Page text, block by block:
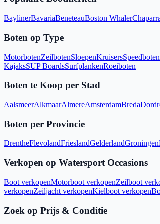
BaylinerBavariaBeneteauBoston Whaler
Boten op Type
MotorbotenZeilbotenSloepenKruisersSpeedboten
KajaksSUP BoardsSurfplankenRoeiboten
Boten te Koop per Stad
AalsmeerAlkmaarAlmereAmsterdamBreda
Boten per Provincie
DrentheFlevolandFrieslandGelderlandGroningen
Verkopen op Watersport Occasions
Boot verkopenMotorboot verkopenZeilboot
verkopenZeiljacht verkopenKielboot verkopen
Zoek op Prijs & Conditie